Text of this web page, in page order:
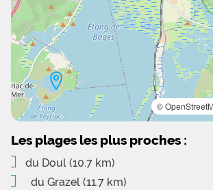
©
Les plages les plus proches :
du Doul (10.7 km)
du Grazel (11.7 km)